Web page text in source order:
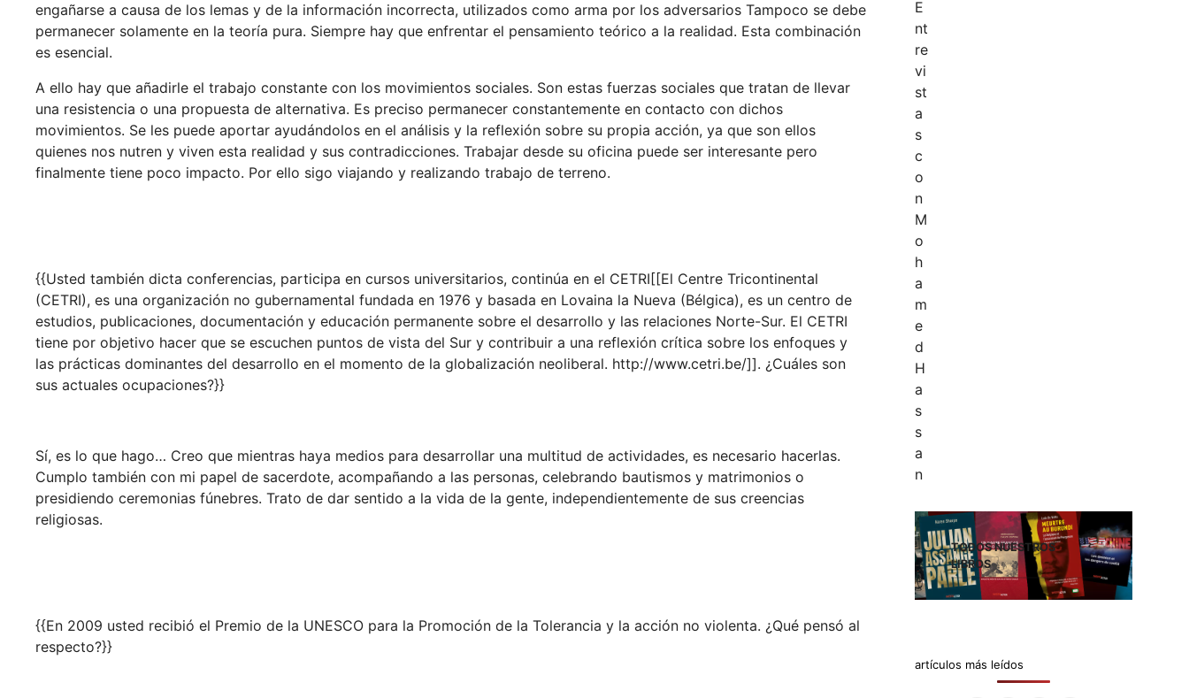
engañarse a causa de los lemas y de la información incorrecta, utilizados como arma por los adversarios Tampoco se debe
permanecer solamente en la teoría pura. Siempre hay que enfrentar el pensamiento teórico a la realidad. Esta combinación
es esencial.
A ello hay que añadirle el trabajo constante con los movimientos sociales. Son estas fuerzas sociales que tratan de llevar
una resistencia o una propuesta de alternativa. Es preciso permanecer constantemente en contacto con dichos
movimientos. Se les puede aportar ayudándolos en el análisis y la reflexión sobre su propia acción, ya que son ellos
quienes nos nutren y viven esta realidad y sus contradicciones. Trabajar desde su oficina puede ser interesante pero
finalmente tiene poco impacto. Por ello sigo viajando y realizando trabajo de terreno.
{{Usted también dicta conferencias, participa en cursos universitarios, continúa en el CETRI[[El Centre Tricontinental
(CETRI), es una organización no gubernamental fundada en 1976 y basada en Lovaina la Nueva (Bélgica), es un centro de
estudios, publicaciones, documentación y educación permanente sobre el desarrollo y las relaciones Norte-Sur. El CETRI
tiene por objetivo hacer que se escuchen puntos de vista del Sur y contribuir a una reflexión crítica sobre los enfoques y
las prácticas dominantes del desarrollo en el momento de la globalización neoliberal. http://www.cetri.be/]]. ¿Cuáles son
sus actuales ocupaciones?}}
Sí, es lo que hago… Creo que mientras haya medios para desarrollar una multitud de actividades, es necesario hacerlas.
Cumplo también con mi papel de sacerdote, acompañando a las personas, celebrando bautismos y matrimonios o
presidiendo ceremonias fúnebres. Trato de dar sentido a la vida de la gente, independientemente de sus creencias
religiosas.
{{En 2009 usted recibió el Premio de la UNESCO para la Promoción de la Tolerancia y la acción no violenta. ¿Qué pensó al
respecto?}}
TODOS NUESTROS
LIBROS
artículos más leídos